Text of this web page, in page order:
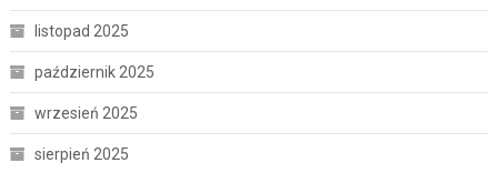
listopad 2025
październik 2025
wrzesień 2025
sierpień 2025